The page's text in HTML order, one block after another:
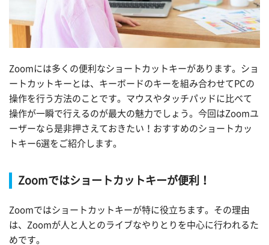
Zoomには多くの便利なショートカットキーがあります。ショ
ートカットキーとは、キーボードのキーを組み合わせてPCの
操作を行う方法のことです。マウスやタッチパッドに比べて
操作が一瞬で行えるのが最大の魅力でしょう。今回はZoomユ
ーザーなら是非押さえておきたい！おすすめのショートカッ
トキー6選をご紹介します。
Zoomではショートカットキーが便利！
Zoomではショートカットキーが特に役立ちます。その理由
は、Zoomが人と人とのライブなやりとりを中心に行われるた
めです。